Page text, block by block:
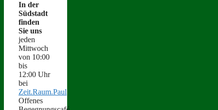
In der
Süd­stadt
find­en
Sie uns
jeden
Mittwoch
von 10:00
bis
12:00 Uhr
bei
Zeit.Raum.Paul
Offenes